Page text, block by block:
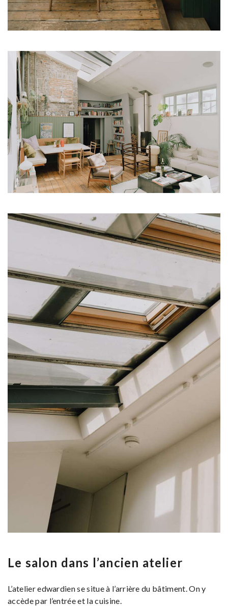
Le salon dans l’ancien atelier
L’atelier edwardien se situe à l’arrière du bâtiment. On y
accède par l’entrée et la cuisine.